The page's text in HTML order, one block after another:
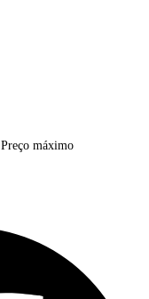
Preço máximo